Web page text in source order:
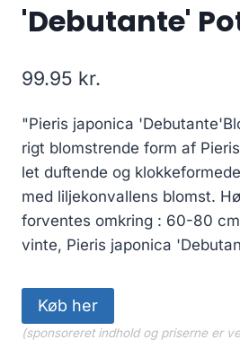
'Debutante'
99.95 kr.
"Pieris japonica
rigt blomstrende form af
let duftende og
med liljekonvallens blomst.
forventes omkring : 60-80
vinte, Pieris japonica
Køb her
(sponsoreret indhold og priserne er